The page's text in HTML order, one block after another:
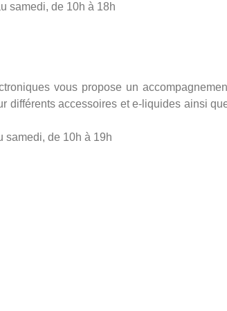
samedi, de 10h à 18h
vous propose un
différents accessoires et e-liquides ainsi
samedi, de 10h à 19h